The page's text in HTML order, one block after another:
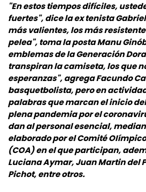
"En estos tiempos difíciles,
fuertes", dice la ex tenista
más valientes, los más
pelea", toma la posta Manu
emblemas de la Generación
transpiran la camiseta, los que
esperanzas", agrega Facundo
basquetbolista, pero en
palabras que marcan el inicio
plena pandemia por el
dan al personal esencial,
elaborado por el Comité
(COA) en el que participan,
Luciana Aymar, Juan Martin del
Pichot, entre otros.